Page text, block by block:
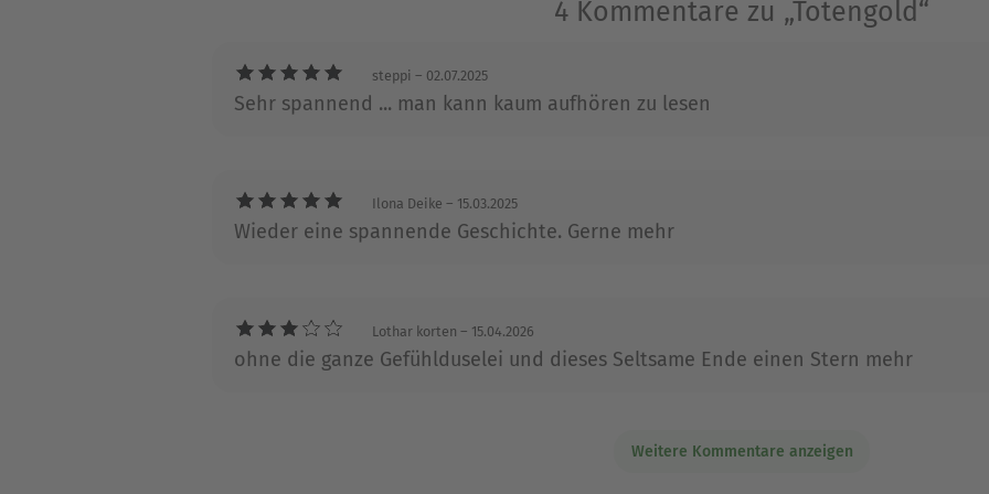
Daniel Holbe, Jahrgang 1976, lebt mit seiner Familie im oberhessischen
Krimis rund um Frankfurt und Hessen faszinierten den lesebegeisterten
Projekt von Andreas Franz zu übernehmen? Daraus entstand die
4 Kommentare zu „Totengold“
steppi – 02.07.2025
Sehr spannend ... man kann kaum aufhören zu lesen
Ilona Deike – 15.03.2025
Wieder eine spannende Geschichte. Gerne mehr
Lothar korten – 15.04.2026
ohne die ganze Gefühlduselei und dieses Seltsame Ende einen Stern mehr
Weitere Kommentare anzeigen